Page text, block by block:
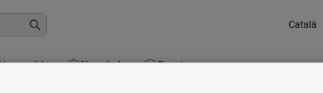
Català
vendidos Novedades Recetas